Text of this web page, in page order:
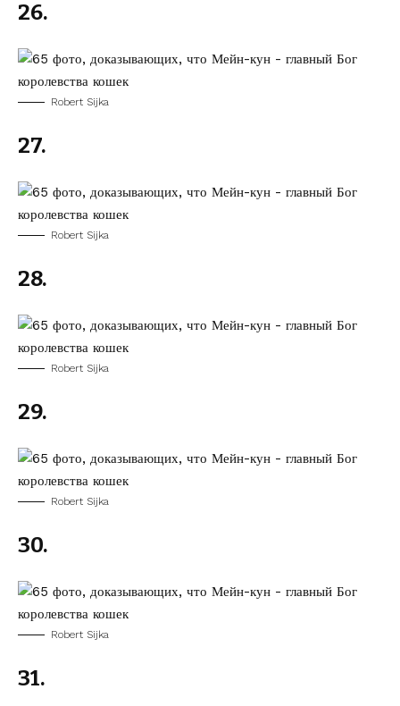
26.
Robert Sijka
27.
Robert Sijka
28.
Robert Sijka
29.
Robert Sijka
30.
Robert Sijka
31.